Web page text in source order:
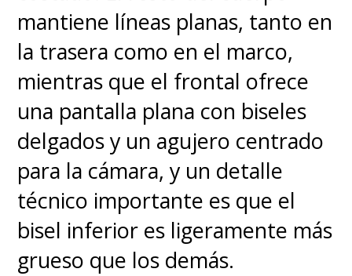
mantiene líneas planas, tanto en
la trasera como en el marco,
mientras que el frontal ofrece
una pantalla plana con biseles
delgados y un agujero centrado
para la cámara, y un detalle
técnico importante es que el
bisel inferior es ligeramente más
grueso que los demás.